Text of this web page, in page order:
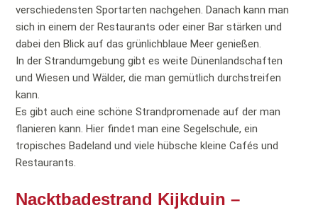
verschiedensten Sportarten nachgehen. Danach kann man
sich in einem der Restaurants oder einer Bar stärken und
dabei den Blick auf das grünlichblaue Meer genießen.
In der Strandumgebung gibt es weite Dünenlandschaften
und Wiesen und Wälder, die man gemütlich durchstreifen
kann.
Es gibt auch eine schöne Strandpromenade auf der man
flanieren kann. Hier findet man eine Segelschule, ein
tropisches Badeland und viele hübsche kleine Cafés und
Restaurants.
Nacktbadestrand Kijkduin –